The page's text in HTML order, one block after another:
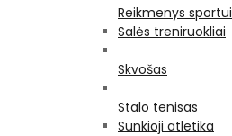
Reikmenys sportui
Salės treniruokliai
Skvošas
Stalo tenisas
Sunkioji atletika